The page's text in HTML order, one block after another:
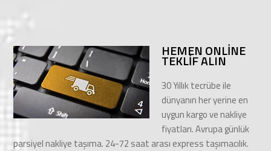
HEMEN ONLİNE
TEKLİF ALIN
30 Yıllık tecrübe ile
dünyanın her yerine en
uygun kargo ve nakliye
fiyatları. Avrupa günlük
parsiyel nakliye taşıma. 24-72 saat arası express taşımacılık.